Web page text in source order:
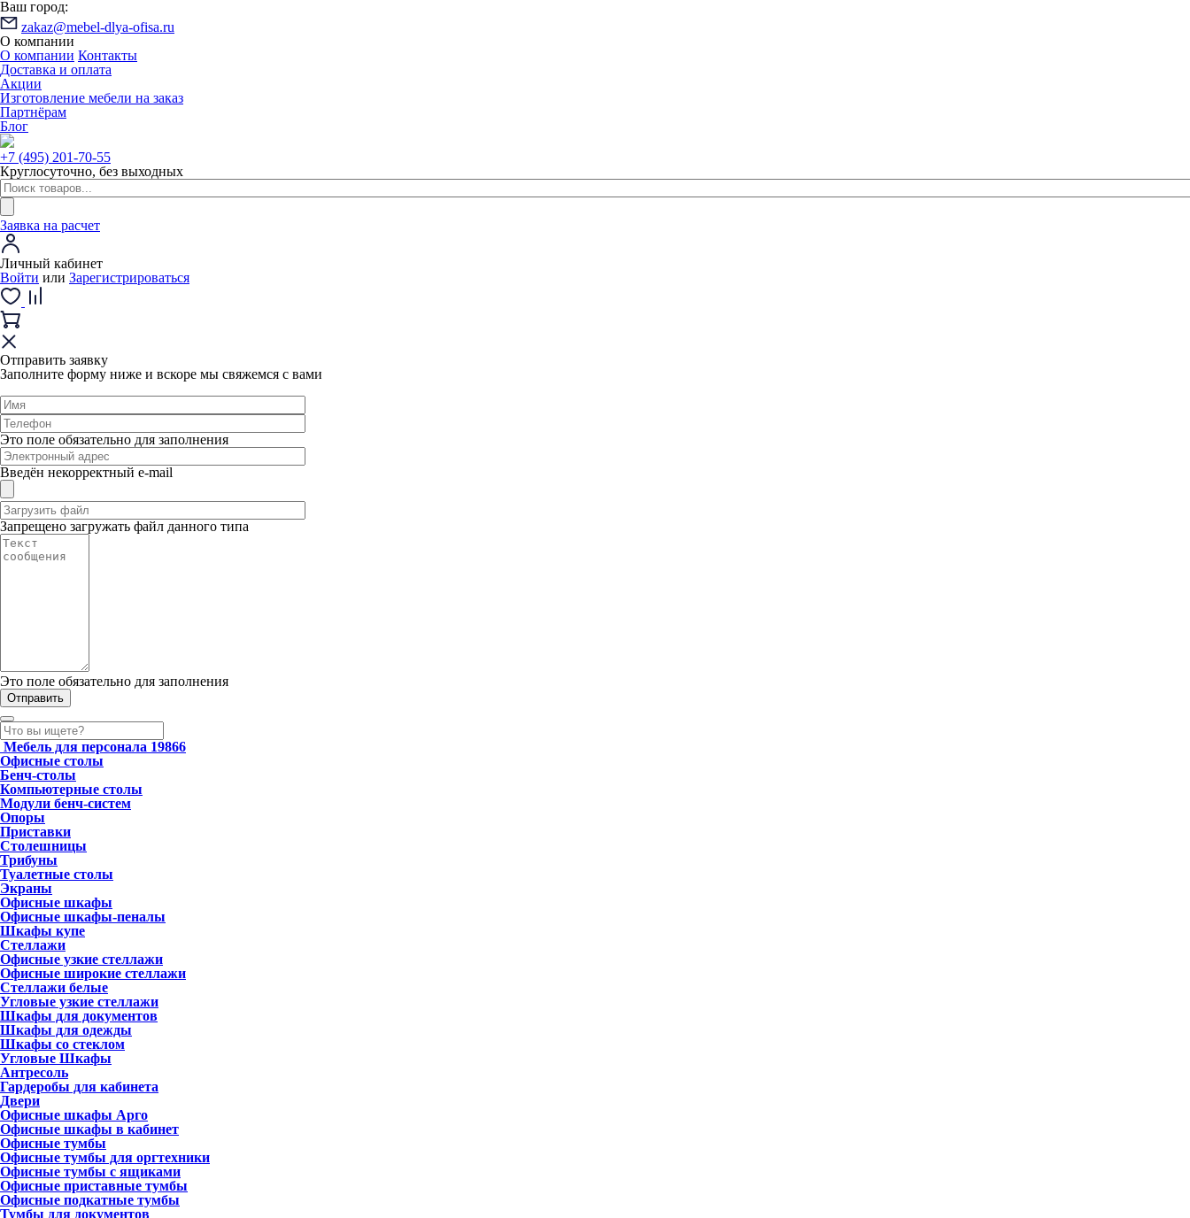
Ваш город:
zakaz@mebel-dlya-ofisa.ru
О компании
О компании Контакты
Доставка и оплата
Акции
Изготовление мебели на заказ
Партнёрам
Блог
+7 (495) 201-70-55
Круглосуточно, без выходных
Заявка на расчет
Личный кабинет
Войти или Зарегистрироваться
Отправить заявку
Заполните форму ниже и вскоре мы свяжемся с вами
Это поле обязательно для заполнения
Введён некорректный e-mail
Запрещено загружать файл данного типа
Это поле обязательно для заполнения
Мебель для персонала 19866
Офисные столы
Бенч-столы
Компьютерные столы
Модули бенч-систем
Опоры
Приставки
Столешницы
Трибуны
Туалетные столы
Экраны
Офисные шкафы
Офисные шкафы-пеналы
Шкафы купе
Стеллажи
Офисные узкие стеллажи
Офисные широкие стеллажи
Стеллажи белые
Угловые узкие стеллажи
Шкафы для документов
Шкафы для одежды
Шкафы со стеклом
Угловые Шкафы
Антресоль
Гардеробы для кабинета
Двери
Офисные шкафы Арго
Офисные шкафы в кабинет
Офисные тумбы
Офисные тумбы для оргтехники
Офисные тумбы с ящиками
Офисные приставные тумбы
Офисные подкатные тумбы
Тумбы для документов